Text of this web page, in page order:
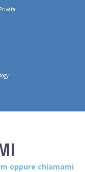
oppure chiamami